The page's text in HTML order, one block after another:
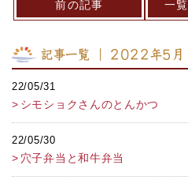
前の記事 一覧
記事一覧 ｜ 2022年5月
22/05/31
シモショクさんのとんかつ
22/05/30
穴子弁当と和牛弁当